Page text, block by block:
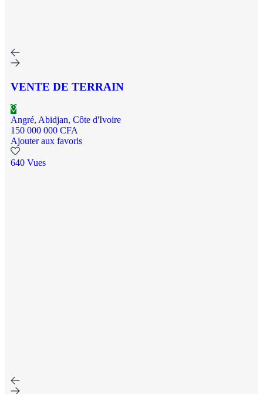
VENTE DE TERRAIN
Angré, Abidjan, Côte d'Ivoire
150 000 000 CFA
Ajouter aux favoris
640 Vues